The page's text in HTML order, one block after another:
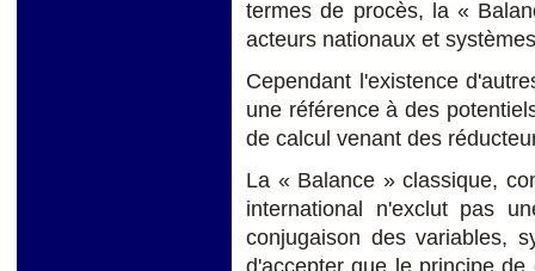
termes de procès, la «
acteurs nationaux et
Cependant l'existence
une référence à des
de calcul venant des
La « Balance » classique,
international n'exclut pas
conjugaison des variables,
d'accepter que le principe